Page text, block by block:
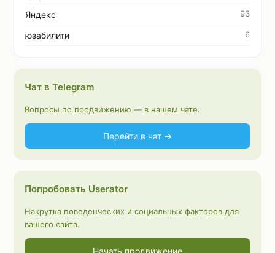
Яндекс 93
юзабилити 6
Чат в Telegram
Вопросы по продвижению — в нашем чате.
Перейти в чат →
Попробовать Userator
Накрутка поведенческих и социальных факторов для
вашего сайта.